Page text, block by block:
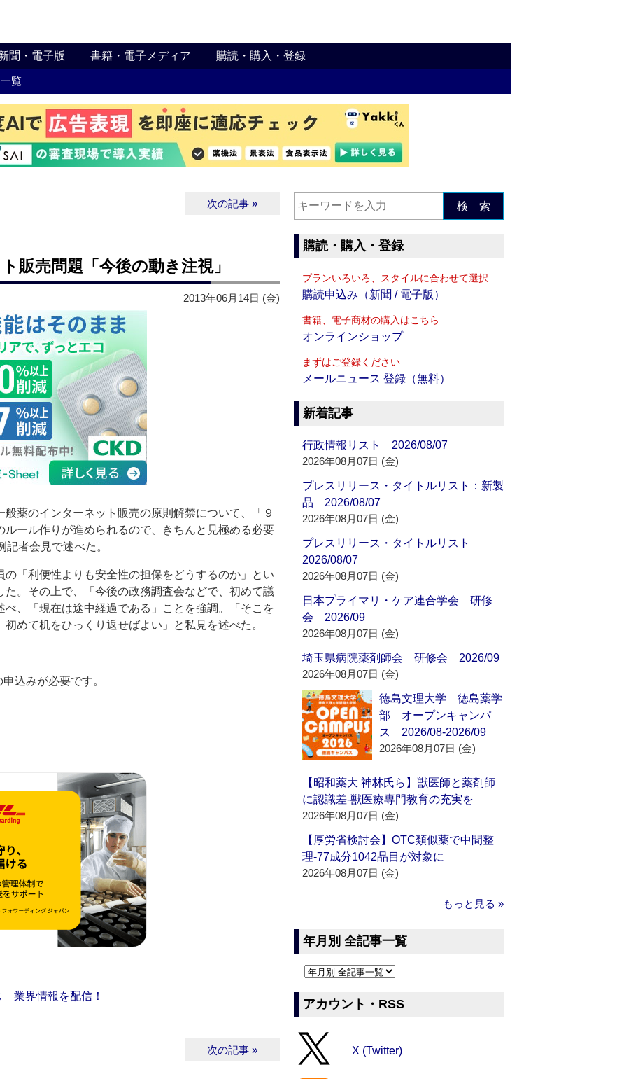
聞・電子版 書籍・電子メディア 購読・購入・登録
覧
次の記事 »
販売問題「今後の動き注視」
2013年06月14日 (金)
薬のインターネット販売の原則解禁について、「９
ルール作りが進められるので、きちんと見極める必要
者会見で述べた。
「利便性よりも安全性の担保をどうするのか」とい
。その上で、「今後の政務調査会などで、初めて議
、「現在は途中経過である」ことを強調。「そこを
めて机をひっくり返せばよい」と私見を述べた。
申込みが必要です。
業界情報を配信！
次の記事 »
検 索
購読・購入・登録
プランいろいろ、スタイルに合わせて選択
購読申込み（新聞 / 電子版）
書籍、電子商材の購入はこちら
オンラインショップ
まずはご登録ください
メールニュース 登録（無料）
新着記事
行政情報リスト 2026/08/07
2026年08月07日 (金)
プレスリリース・タイトルリスト：新製
品 2026/08/07
2026年08月07日 (金)
プレスリリース・タイトルリスト
2026/08/07
2026年08月07日 (金)
日本プライマリ・ケア連合学会 研修
会 2026/09
2026年08月07日 (金)
埼玉県病院薬剤師会 研修会 2026/09
2026年08月07日 (金)
徳島文理大学 徳島薬学
部 オープンキャンパ
ス 2026/08-2026/09
2026年08月07日 (金)
【昭和薬大 神林氏ら】獣医師と薬剤師
に認識差‐獣医療専門教育の充実を
2026年08月07日 (金)
【厚労省検討会】OTC類似薬で中間整
理‐77成分1042品目が対象に
2026年08月07日 (金)
もっと見る »
年月別 全記事一覧
アカウント・RSS
X (Twitter)